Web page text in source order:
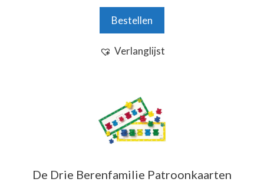
5Bestellen
Verlanglijst
De Drie Berenfamilie Patroonkaarten